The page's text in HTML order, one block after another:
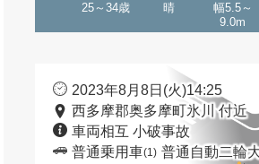
25～34歳 晴
幅5.5～
9.0m
2023年8月8日(火)14:25
西多摩郡奥多摩町氷川 付近
車両相互 小破事故
普通乗用車(1) 普通自動二輪